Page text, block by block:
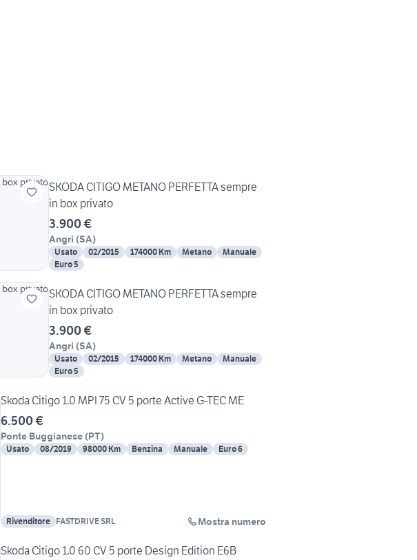
SKODA CITIGO METANO PERFETTA sempre
in box privato
3.900 €
Angri (SA)
Usato 02/2015 174000 Km Metano
Manuale
Euro 5
SKODA CITIGO METANO PERFETTA sempre
in box privato
3.900 €
Angri (SA)
Usato 02/2015 174000 Km Metano
Manuale
Euro 5
Skoda Citigo 1.0 MPI 75 CV 5 porte Active G-TEC ME
6.500 €
Ponte Buggianese (PT)
Usato 08/2019 98000 Km Benzina Manuale Euro 6
Rivenditore FASTDRIVE SRL Mostra numero
Skoda Citigo 1.0 60 CV 5 porte Design Edition E6B